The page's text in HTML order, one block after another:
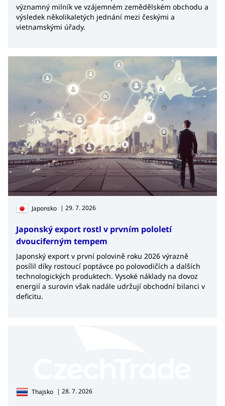
významný milník ve vzájemném zemědělském obchodu a
výsledek několikaletých jednání mezi českými a
vietnamskými úřady.
Japonsko | 29. 7. 2026
Japonský export rostl v prvním pololetí
dvouciferným tempem
Japonský export v první polovině roku 2026 výrazně
posílil díky rostoucí poptávce po polovodičích a dalších
technologických produktech. Vysoké náklady na dovoz
energií a surovin však nadále udržují obchodní bilanci v
deficitu.
Thajsko | 28. 7. 2026